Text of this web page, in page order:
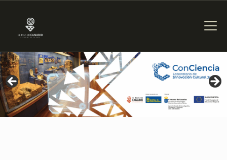
THE MUSEUM
EXHIBITION AND
COLLECTIONS